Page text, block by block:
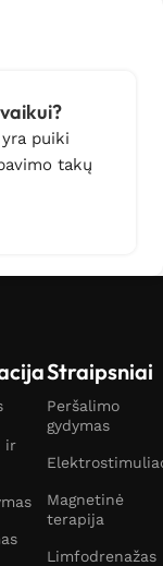
puiki
takų
ir
Straipsniai
Peršalimo
gydymas
Magnetinė
terapija
Limfodrenažas